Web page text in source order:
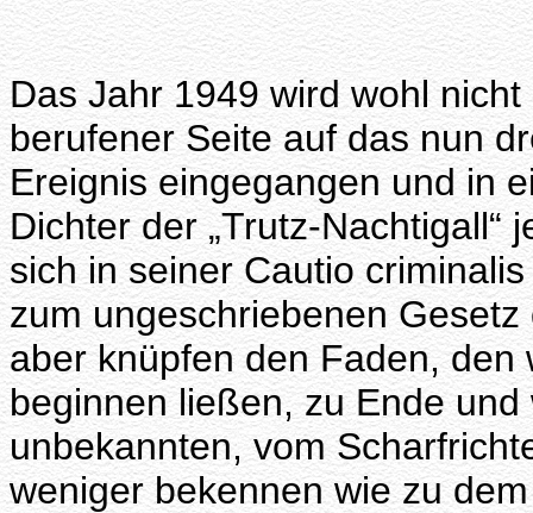
Das Jahr 1949 wird wohl
berufener Seite auf das nun
Ereignis eingegangen und in
Dichter der „Trutz-Nachtigall“
sich in seiner Cautio
zum ungeschriebenen
aber knüpfen den Faden,
beginnen ließen, zu Ende
unbekannten, vom
weniger bekennen wie zu